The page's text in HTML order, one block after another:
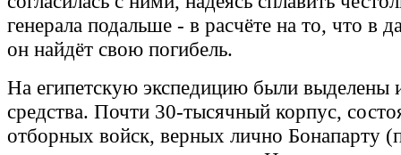
генерала подальше - в расчёте на то, что в
он найдёт свою погибель.
На египетскую экспедицию были выделены
средства. Почти 30-тысячный корпус,
отборных войск, верных лично Бонапарту